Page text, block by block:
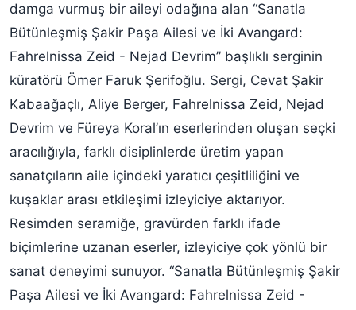
damga vurmuş bir aileyi odağına alan “Sanatla
Bütünleşmiş Şakir Paşa Ailesi ve İki Avangard:
Fahrelnissa Zeid - Nejad Devrim” başlıklı serginin
küratörü Ömer Faruk Şerifoğlu. Sergi, Cevat Şakir
Kabaağaçlı, Aliye Berger, Fahrelnissa Zeid, Nejad
Devrim ve Füreya Koral’ın eserlerinden oluşan seçki
aracılığıyla, farklı disiplinlerde üretim yapan
sanatçıların aile içindeki yaratıcı çeşitliliğini ve
kuşaklar arası etkileşimi izleyiciye aktarıyor.
Resimden seramiğe, gravürden farklı ifade
biçimlerine uzanan eserler, izleyiciye çok yönlü bir
sanat deneyimi sunuyor. “Sanatla Bütünleşmiş Şakir
Paşa Ailesi ve İki Avangard: Fahrelnissa Zeid -